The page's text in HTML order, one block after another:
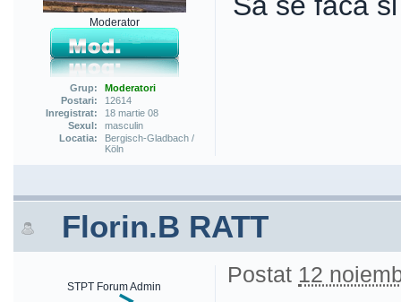
Moderator
Grup:
Moderatori
Postari:
12614
Inregistrat:
18 martie 08
Sexul:
masculin
Locatia:
Bergisch-Gladbach /
Köln
Florin.B RATT
STPT Forum Admin Postat 12